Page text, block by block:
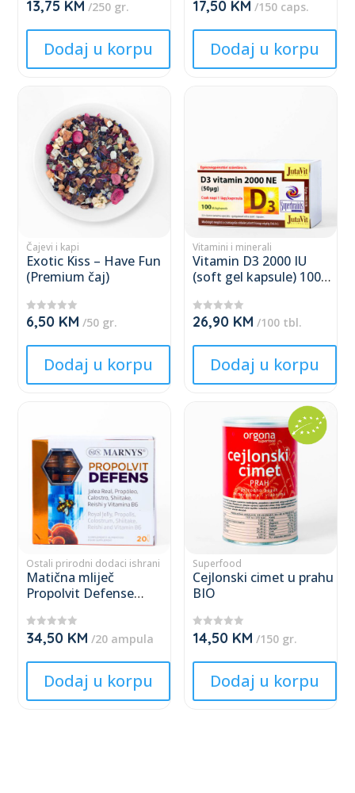
★
★
★
13,75 KM /250 gr.
the
product
Dodaj u korpu
★
★
★
17,50 KM /150 caps.
the
product
Dodaj u korpu
Čajevi i kapi
Exotic Kiss – Have Fun
(Premium čaj)
★
★
★
6,50 KM /50 gr.
multiple
variants.
may
be
chosen
on
the
product
Dodaj u korpu
Vitamini i minerali
Vitamin D3 2000 IU
(soft gel kapsule) 100
★
★
★
26,90 KM /100 tbl.
multiple
variants.
The
options
may
be
chosen
on
the
product
Dodaj u korpu
Ostali prirodni dodaci ishrani
Matična mliječ
Propolvit Defense
★
★
★
34,50 KM /20 ampula
multiple
variants.
The
options
be
chosen
on
the
product
Dodaj u korpu
Superfood
Cejlonski cimet u prahu
BIO
★
★
★
14,50 KM /150 gr.
variants.
options
be
chosen
on
the
product
Dodaj u korpu